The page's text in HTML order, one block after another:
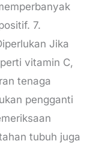
7.
Jika
vitamin C,
tenaga
pengganti
tubuh juga